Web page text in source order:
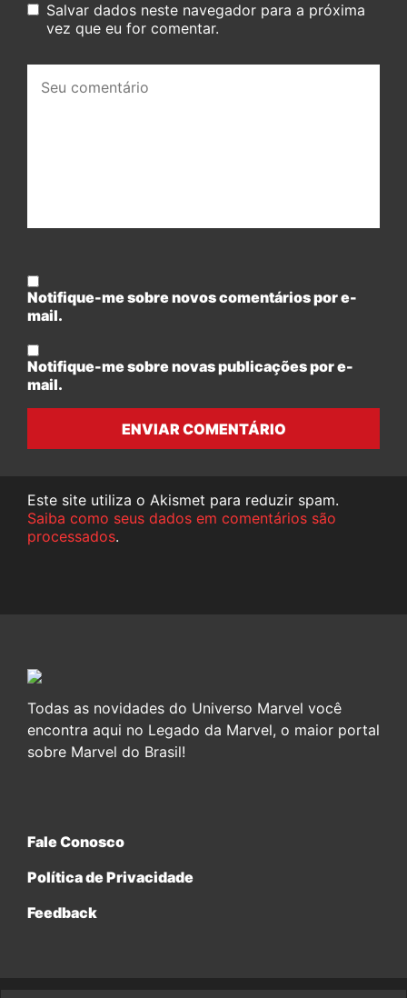
Salvar dados neste navegador para a próxima
vez que eu for comentar.
comentário:
Notifique-me sobre novos comentários por e-
mail.
Notifique-me sobre novas publicações por e-
mail.
ENVIAR COMENTÁRIO
Este site utiliza o Akismet para reduzir spam.
Saiba como seus dados em comentários são
processados.
Todas as novidades do Universo Marvel você
encontra aqui no Legado da Marvel, o maior portal
sobre Marvel do Brasil!
Fale Conosco
Política de Privacidade
Feedback